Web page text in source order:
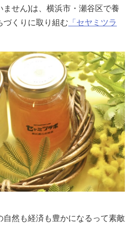
せん)は、横浜市・瀬谷区で養
くりに取り組む 「セヤミツラ
然も経済も豊かになるって素敵